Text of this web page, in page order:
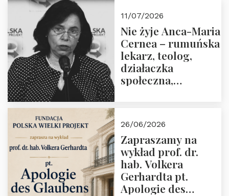
11/07/2026
Nie żyje Anca-Maria
Cernea – rumuńska
lekarz, teolog,
działaczka
społeczna,
przez Fundację
Polska Wielki
Projekt
26/06/2026
Zapraszamy na
wykład prof. dr.
hab. Volkera
Gerhardta pt.
Apologie des